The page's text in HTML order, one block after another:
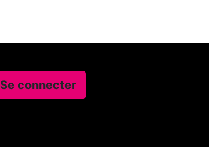
Se connecter